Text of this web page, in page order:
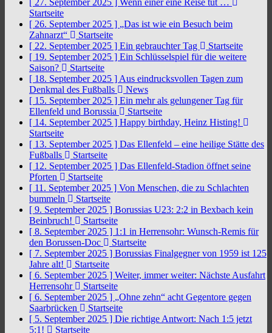
[ 27. September 2025 ] Wenn einer eine Reise tut …
Startseite
[ 26. September 2025 ] „Das ist wie ein Besuch beim
Zahnarzt“
Startseite
[ 22. September 2025 ] Ein gebrauchter Tag
Startseite
[ 19. September 2025 ] Ein Schlüsselspiel für die weitere
Saison?
Startseite
[ 18. September 2025 ] Aus eindrucksvollen Tagen zum
Denkmal des Fußballs
News
[ 15. September 2025 ] Ein mehr als gelungener Tag für
Ellenfeld und Borussia
Startseite
[ 14. September 2025 ] Happy birthday, Heinz Histing!
Startseite
[ 13. September 2025 ] Das Ellenfeld – eine heilige Stätte des
Fußballs
Startseite
[ 12. September 2025 ] Das Ellenfeld-Stadion öffnet seine
Pforten
Startseite
[ 11. September 2025 ] Von Menschen, die zu Schlachten
bummeln
Startseite
[ 9. September 2025 ] Borussias U23: 2:2 in Bexbach kein
Beinbruch!
Startseite
[ 8. September 2025 ] 1:1 in Herrensohr: Wunsch-Remis für
den Borussen-Doc
Startseite
[ 7. September 2025 ] Borussias Finalgegner von 1959 ist 125
Jahre alt!
Startseite
[ 6. September 2025 ] Weiter, immer weiter: Nächste Ausfahrt
Herrensohr
Startseite
[ 6. September 2025 ] „Ohne zehn“ acht Gegentore gegen
Saarbrücken
Startseite
[ 5. September 2025 ] Die richtige Antwort: Nach 1:5 jetzt
5:1!
Startseite